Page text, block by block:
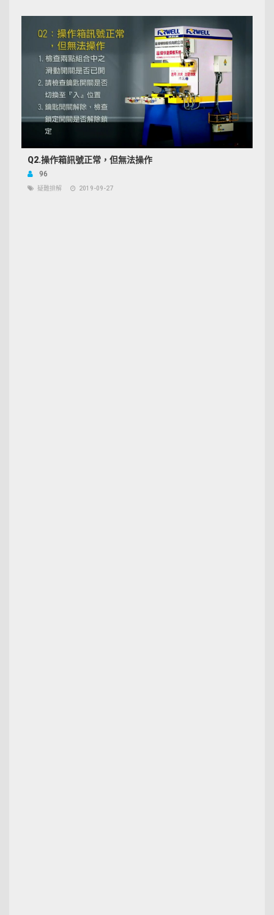
Q2.操作箱訊號正常，但無法操作
96
疑難排解 2019-09-27